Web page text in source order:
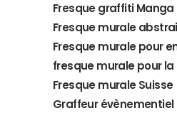
Fresque graffiti Manga
Fresque murale
Fresque murale pour
fresque murale pour
Fresque murale Suisse
Graffeur évènementiel